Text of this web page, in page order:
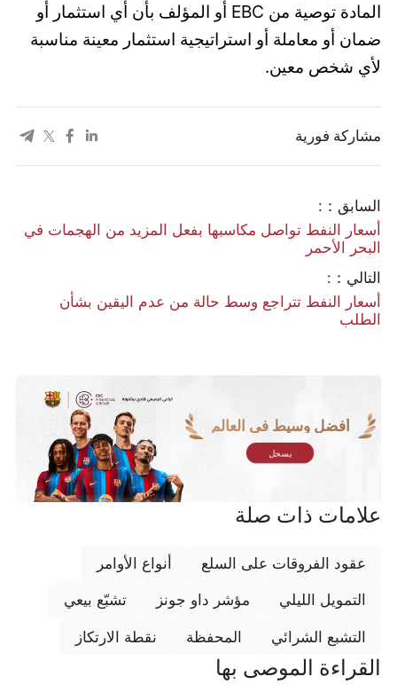
المادة توصية من EBC أو المؤلف بأن أي استثمار أو
ضمان أو معاملة أو استراتيجية استثمار معينة مناسبة
لأي شخص معين.
مشاركة فورية
السابق：:
أسعار النفط تواصل مكاسبها بفعل المزيد من الهجمات في
البحر الأحمر
التالي：:
أسعار النفط تتراجع وسط حالة من عدم اليقين بشأن
الطلب
أفضل وسيط في العالم
يسجل
علامات ذات صلة
عقود الفروقات على السلع أنواع الأوامر
التمويل الليلي مؤشر داو جونز تشبّع بيعي
التشبع الشرائي المحفظة نقطة الارتكاز
القراءة الموصى بها